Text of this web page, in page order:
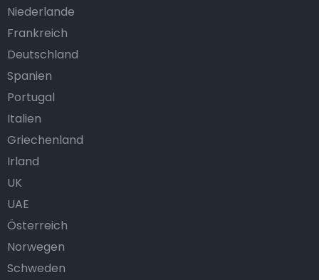
Niederlande
Frankreich
Deutschland
Spanien
Portugal
Italien
Griechenland
Irland
UK
UAE
Österreich
Norwegen
Schweden